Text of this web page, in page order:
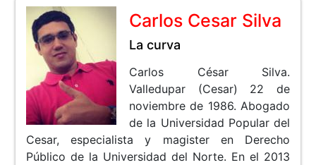
Carlos Cesar Silva
La curva
Carlos César Silva.
Valledupar (Cesar) 22 de
noviembre de 1986. Abogado
de la Universidad Popular del
Cesar, especialista y magister en Derecho
Público de la Universidad del Norte. En el 2013